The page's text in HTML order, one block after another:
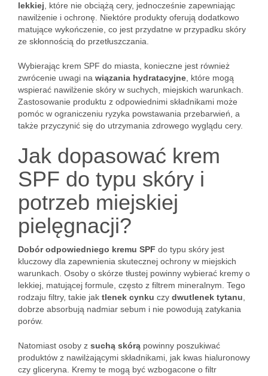
lekkiej , które nie obciążą cery, jednocześnie zapewniając
nawilżenie i ochronę. Niektóre produkty oferują dodatkowo
matujące wykończenie, co jest przydatne w przypadku skóry
ze skłonnością do przetłuszczania.
Wybierając krem SPF do miasta, konieczne jest również
zwrócenie uwagi na wiązania hydratacyjne , które mogą
wspierać nawilżenie skóry w suchych, miejskich warunkach.
Zastosowanie produktu z odpowiednimi składnikami może
pomóc w ograniczeniu ryzyka powstawania przebarwień, a
także przyczynić się do utrzymania zdrowego wyglądu cery.
Jak dopasować krem
SPF do typu skóry i
potrzeb miejskiej
pielęgnacji?
Dobór odpowiedniego kremu SPF do typu skóry jest
kluczowy dla zapewnienia skutecznej ochrony w miejskich
warunkach. Osoby o skórze tłustej powinny wybierać kremy o
lekkiej, matującej formule, często z filtrem mineralnym. Tego
rodzaju filtry, takie jak tlenek cynku czy dwutlenek tytanu
dobrze absorbują nadmiar sebum i nie powodują zatykania
porów.
Natomiast osoby z suchą skórą powinny poszukiwać
produktów z nawilżającymi składnikami, jak kwas hialuronowy
czy gliceryna. Kremy te mogą być wzbogacone o filtr